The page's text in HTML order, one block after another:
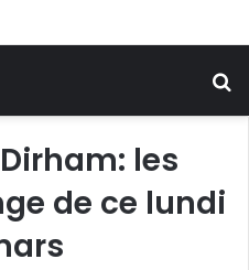
les
de ce lundi